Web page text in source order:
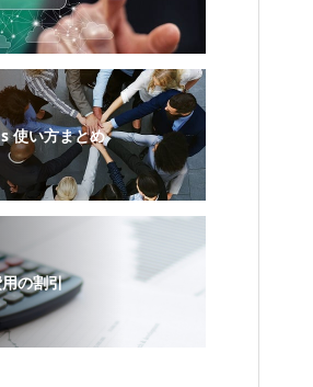
使い方まとめ
の割引